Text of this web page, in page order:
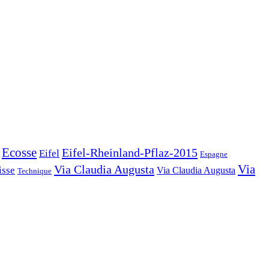
Ecosse Eifel Eifel-Rheinland-Pflaz-2015 Espagne
Technique Via Claudia Augusta Via Claudia Augusta Via